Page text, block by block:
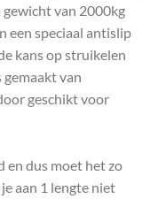
gewicht van 2000kg
een speciaal antislip
kans op struikelen
van
geschikt voor
en dus moet het zo
aan 1 lengte niet